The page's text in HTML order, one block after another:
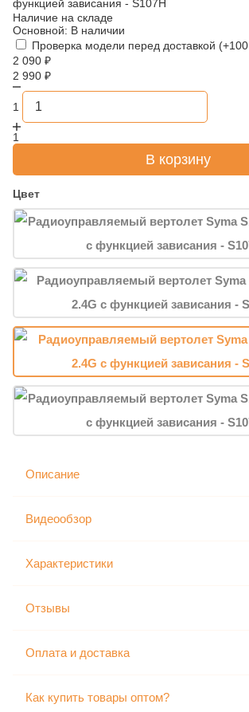
функцией зависания - S107H
Наличие на складе
Основной: В наличии
Проверка модели перед доставкой (+100
2 090 ₽
2 990 ₽
1
1
В корзину
Цвет
Описание
Видеообзор
Характеристики
Отзывы
Оплата и доставка
Как купить товары оптом?